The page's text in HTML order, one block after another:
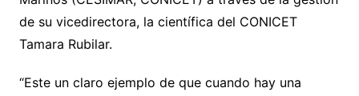
de su vicedirectora, la científica del CONICET
Tamara Rubilar.
“Este un claro ejemplo de que cuando hay una